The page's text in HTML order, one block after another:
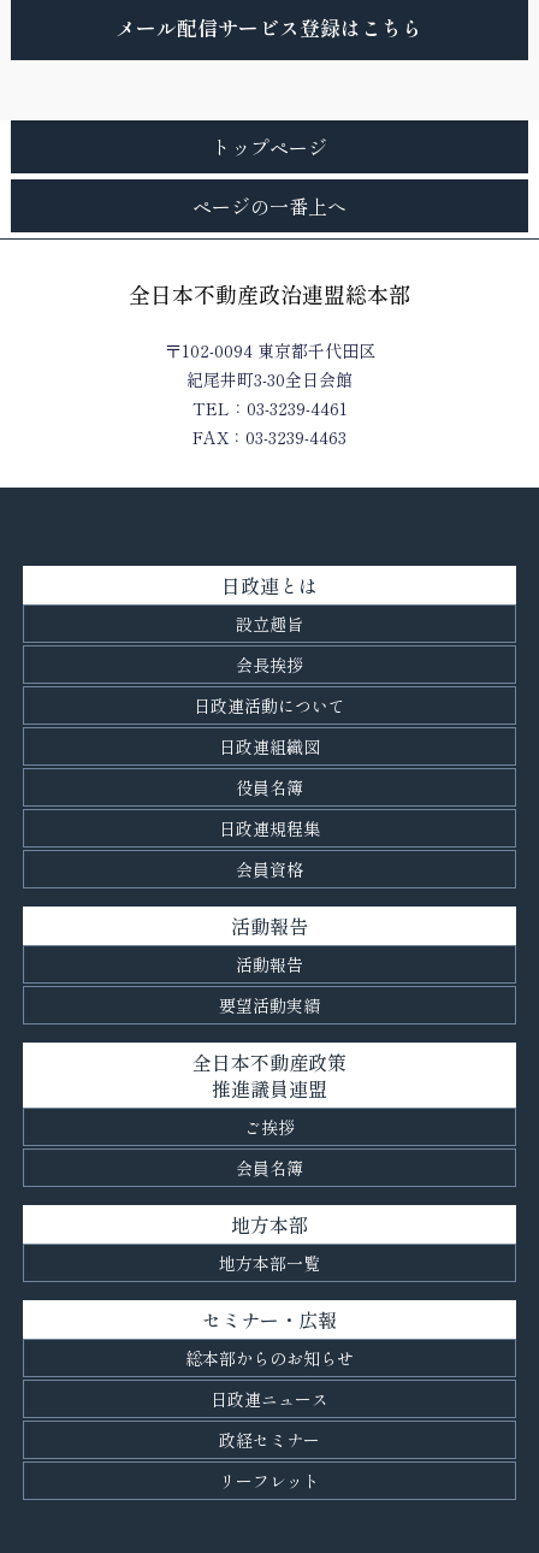
メール配信サービス登録はこちら
トップページ
ページの一番上へ
全日本不動産政治連盟総本部
〒102-0094 東京都千代田区
紀尾井町3-30全日会館
TEL：03-3239-4461
FAX：03-3239-4463
日政連とは
設立趣旨
会長挨拶
日政連活動について
日政連組織図
役員名簿
日政連規程集
会員資格
活動報告
活動報告
要望活動実績
全日本不動産政策
推進議員連盟
ご挨拶
会員名簿
地方本部
地方本部一覧
セミナー・広報
総本部からのお知らせ
日政連ニュース
政経セミナー
リーフレット